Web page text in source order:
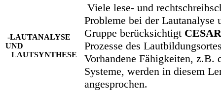
-LAUTANALYSE
UND
LAUTSYNTHESE
Viele lese- und
Probleme bei der Lautanalyse
Gruppe berücksichtigt
Prozesse des
Vorhandene Fähigkeiten, z.B.
Systeme, werden in diesem
angesprochen.